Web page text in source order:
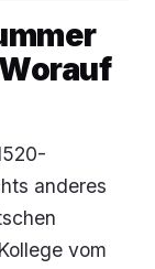
anderes
vom